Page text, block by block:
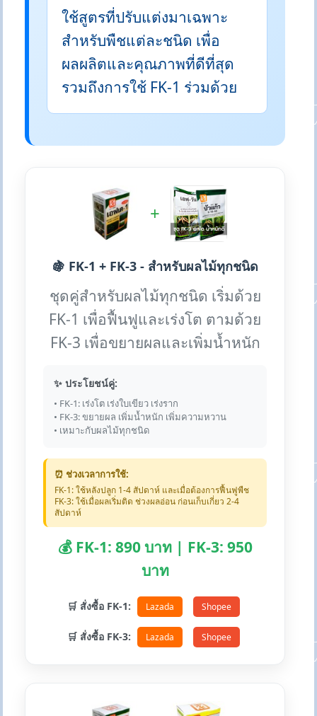
ใช้สูตรที่ปรับแต่งมาเฉพาะ
สำหรับพืชแต่ละชนิด เพื่อ
ผลผลิตและคุณภาพที่ดีที่สุด
รวมถึงการใช้ FK-1 ร่วมด้วย
+
🍇 FK-1 + FK-3 - สำหรับผลไม้ทุกชนิด
ชุดคู่สำหรับผลไม้ทุกชนิด เริ่มด้วย
FK-1 เพื่อฟื้นฟูและเร่งโต ตามด้วย
FK-3 เพื่อขยายผลและเพิ่มน้ำหนัก
✨ ประโยชน์คู่:
• FK-1: เร่งโต เร่งใบเขียว เร่งราก
• FK-3: ขยายผล เพิ่มน้ำหนัก เพิ่มความหวาน
• เหมาะกับผลไม้ทุกชนิด
⏰ ช่วงเวลาการใช้:
FK-1: ใช้หลังปลูก 1-4 สัปดาห์ และเมื่อต้องการฟื้นฟูพืช
FK-3: ใช้เมื่อผลเริ่มติด ช่วงผลอ่อน ก่อนเก็บเกี่ยว 2-4
สัปดาห์
💰 FK-1: 890 บาท | FK-3: 950
บาท
🛒 สั่งซื้อ FK-1: Lazada Shopee
🛒 สั่งซื้อ FK-3: Lazada Shopee